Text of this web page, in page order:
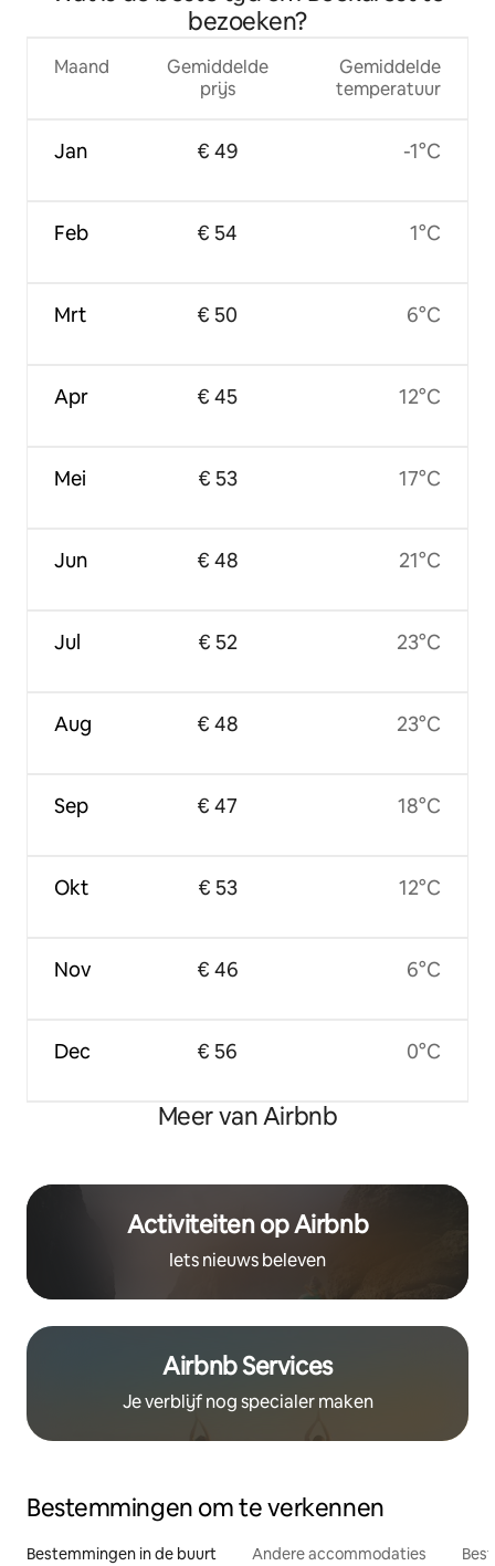
bezoeken?
Maand
Jan
Feb
Mrt
Apr
Mei
Jun
Jul
Aug
Sep
Okt
Nov
Dec
Gemiddelde
prijs
€ 49
€ 54
€ 50
€ 45
€ 53
€ 48
€ 52
€ 48
€ 47
€ 53
€ 46
€ 56
Gemiddelde
temperatuur
-1°C
1°C
6°C
12°C
17°C
21°C
23°C
23°C
18°C
12°C
6°C
0°C
Meer van Airbnb
Activiteiten op Airbnb
Iets nieuws beleven
Airbnb Services
Je verblijf nog specialer maken
Bestemmingen om te verkennen
Bestemmingen in de buurt Andere accommodaties